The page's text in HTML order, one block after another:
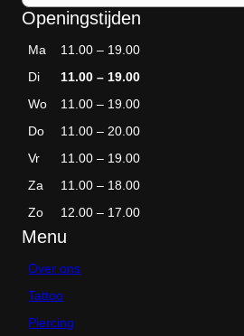
Openingstijden
Ma
11.00 – 19.00
Di
11.00 – 19.00
Wo
11.00 – 19.00
Do
11.00 – 20.00
Vr
11.00 – 19.00
Za
11.00 – 18.00
Zo
12.00 – 17.00
Menu
Over ons
Tattoo
Piercing